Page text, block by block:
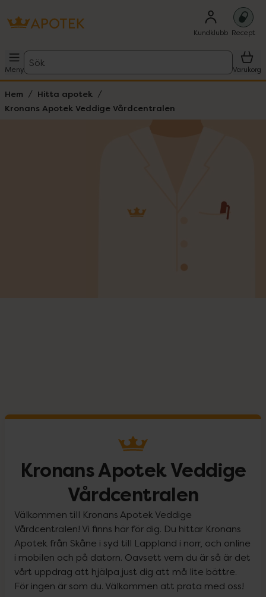
Kundklubb Recept
Meny
Sök
Varukorg
Hem
Hitta apotek
Kronans Apotek Veddige Vårdcentralen
Kronans Apotek Veddige
Vårdcentralen
Välkommen till Kronans Apotek Veddige
Vårdcentralen! Vi finns här för dig. Du hittar Kronans
Apotek från Skåne i syd till Lappland i norr, och online
i mobilen och på datorn. Oavsett vem du är så är det
vårt uppdrag att hjälpa just dig att må lite bättre.
För ingen är som du. Välkommen att prata med oss!